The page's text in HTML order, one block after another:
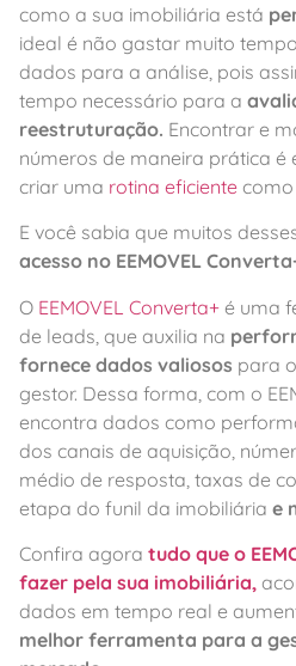
como a sua imobiliária está
ideal é não gastar muito
dados para a análise, pois
tempo necessário para a
reestruturação. Encontrar e
números de maneira prática é
criar uma rotina eficiente como
E você sabia que muitos
acesso no EEMOVEL
O EEMOVEL Converta+ é uma
de leads, que auxilia na
fornece dados valiosos para
gestor. Dessa forma, com o
encontra dados como
dos canais de aquisição,
médio de resposta, taxas de
etapa do funil da imobiliária e
Confira agora tudo que o
fazer pela sua imobiliária,
dados em tempo real e
melhor ferramenta para a